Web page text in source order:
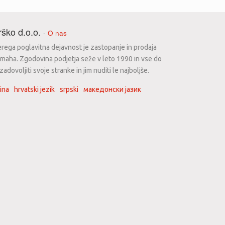
d.o.o. - O nas
poglavitna dejavnost je zastopanje in prodaja
Zgodovina podjetja seže v leto 1990 in vse do
svoje stranke in jim nuditi le najboljše.
hrvatski jezik srpski
македонски јазик